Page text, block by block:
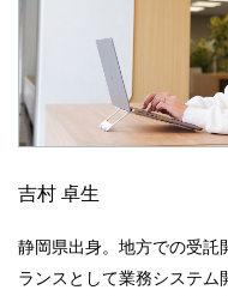
吉村 卓生
静岡県出身。地方での受託
ランスとして業務システ